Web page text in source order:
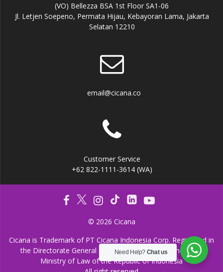
(VO) Bellezza BSA 1st Floor SA1-06
Jl. Letjen Soepeno, Permata Hijau, Kebayoran Lama, Jakarta
Selatan 12210
email@cicana.co
Customer Service
+62 822-1111-3614 (WA)
© 2026 Cicana
Cicana is Trademark of PT Cicana Indonesia Corp. Registered in
the Directorate General of Intellectual Propery under the
Ministry of Law of the Republic of Indonesia
Need Help? Chat us